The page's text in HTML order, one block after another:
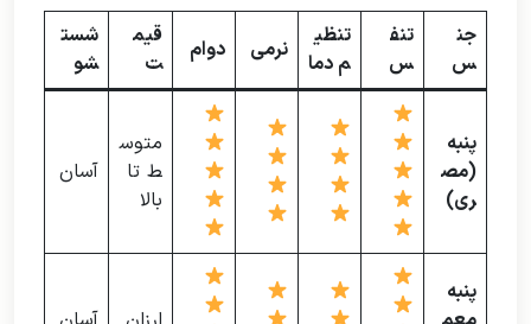
جن
س
تنف
س
تنظی
م دما
نرمی دوام
قیم
ت
شست
شو
پنبه
(مص
ری)
متوس
ط تا
بالا
آسان
پنبه